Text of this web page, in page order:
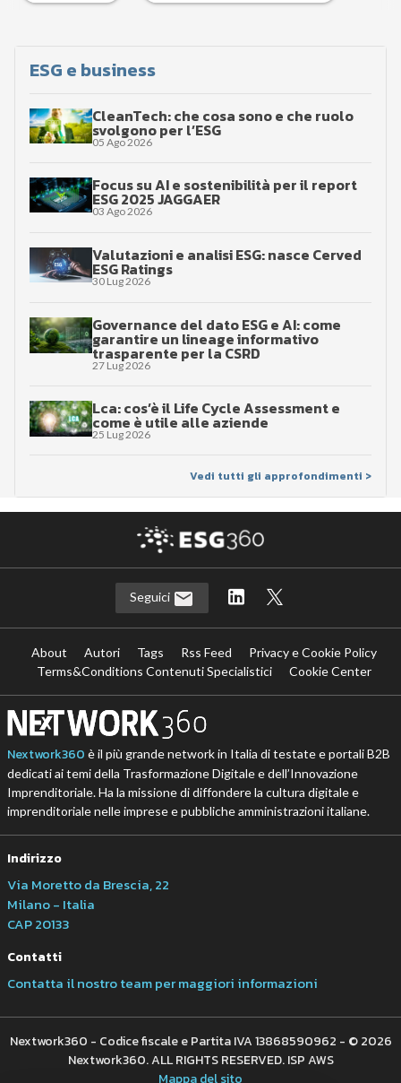
ESG e business
CleanTech: che cosa sono e che ruolo
svolgono per l’ESG
05 Ago 2026
Focus su AI e sostenibilità per il report
ESG 2025 JAGGAER
03 Ago 2026
Valutazioni e analisi ESG: nasce Cerved
ESG Ratings
30 Lug 2026
Governance del dato ESG e AI: come
garantire un lineage informativo
trasparente per la CSRD
27 Lug 2026
Lca: cos’è il Life Cycle Assessment e
come è utile alle aziende
25 Lug 2026
Vedi tutti gli approfondimenti >
Seguici
About Autori Tags Rss Feed
Privacy e Cookie Policy
Terms&Conditions Contenuti Specialistici
Cookie Center
Nextwork360 è il più grande network in Italia di testate e portali B2B
dedicati ai temi della Trasformazione Digitale e dell’Innovazione
Imprenditoriale. Ha la missione di diffondere la cultura digitale e
imprenditoriale nelle imprese e pubbliche amministrazioni italiane.
Indirizzo
Via Moretto da Brescia, 22
Milano - Italia
CAP 20133
Contatti
Contatta il nostro team per maggiori informazioni
Nextwork360 - Codice fiscale e Partita IVA 13868590962 - © 2026
Nextwork360. ALL RIGHTS RESERVED. ISP AWS
Mappa del sito